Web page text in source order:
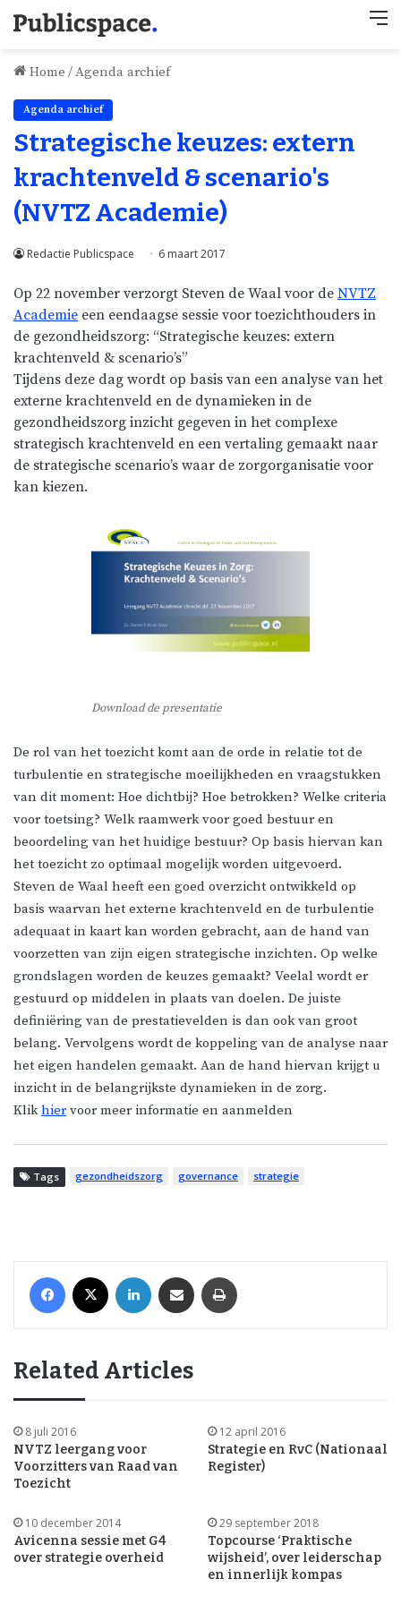
Home /Agenda archief
Agenda archief
Strategische keuzes: extern
krachtenveld & scenario's
(NVTZ Academie)
Redactie Publicspace 6 maart 2017
Op 22 november verzorgt Steven de Waal voor de NVTZ
Academie een eendaagse sessie voor toezichthouders in
de gezondheidszorg: “Strategische keuzes: extern
krachtenveld & scenario’s”
Tijdens deze dag wordt op basis van een analyse van het
externe krachtenveld en de dynamieken in de
gezondheidszorg inzicht gegeven in het complexe
strategisch krachtenveld en een vertaling gemaakt naar
de strategische scenario’s waar de zorgorganisatie voor
kan kiezen.
Download de presentatie
De rol van het toezicht komt aan de orde in relatie tot de
turbulentie en strategische moeilijkheden en vraagstukken
van dit moment: Hoe dichtbij? Hoe betrokken? Welke criteria
voor toetsing? Welk raamwerk voor goed bestuur en
beoordeling van het huidige bestuur? Op basis hiervan kan
het toezicht zo optimaal mogelijk worden uitgevoerd.
Steven de Waal heeft een goed overzicht ontwikkeld op
basis waarvan het externe krachtenveld en de turbulentie
adequaat in kaart kan worden gebracht, aan de hand van
voorzetten van zijn eigen strategische inzichten. Op welke
grondslagen worden de keuzes gemaakt? Veelal wordt er
gestuurd op middelen in plaats van doelen. De juiste
definiëring van de prestatievelden is dan ook van groot
belang. Vervolgens wordt de koppeling van de analyse naar
het eigen handelen gemaakt. Aan de hand hiervan krijgt u
inzicht in de belangrijkste dynamieken in de zorg.
Klikhiervoor meer informatie en aanmelden
Tags gezondheidszorg governance strategie
Related Articles
8 juli 2016
NVTZ leergang voor
Voorzitters van Raad van
Toezicht
12 april 2016
Strategie en RvC (Nationaal
Register)
10 december 2014
Avicenna sessie met G4
over strategie overheid
29 september 2018
Topcourse ‘Praktische
wijsheid’, over leiderschap
en innerlijk kompas